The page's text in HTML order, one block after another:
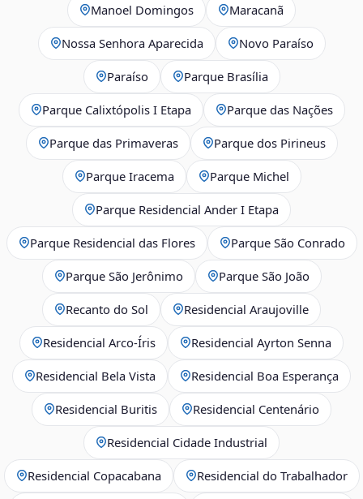
Manoel Domingos Maracanã
Nossa Senhora Aparecida Novo Paraíso
Paraíso Parque Brasília
Parque Calixtópolis I Etapa Parque das Nações
Parque das Primaveras Parque dos Pirineus
Parque Iracema Parque Michel
Parque Residencial Ander I Etapa
Parque Residencial das Flores Parque São Conrado
Parque São Jerônimo Parque São João
Recanto do Sol Residencial Araujoville
Residencial Arco‑Íris Residencial Ayrton Senna
Residencial Bela Vista Residencial Boa Esperança
Residencial Buritis Residencial Centenário
Residencial Cidade Industrial
Residencial Copacabana Residencial do Trabalhador